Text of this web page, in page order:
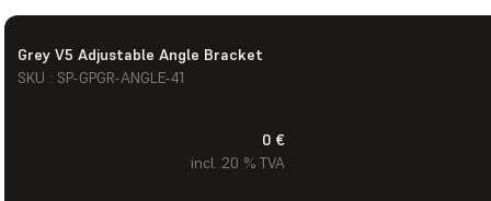
Grey V5 Adjustable Angle Bracket
SKU : SP-GPGR-ANGLE-41
0 €
incl. 20 % TVA